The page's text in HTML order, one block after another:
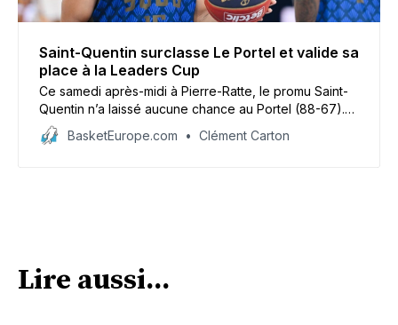
Saint-Quentin surclasse Le Portel et valide sa
place à la Leaders Cup
Ce samedi après-midi à Pierre-Ratte, le promu Saint-
Quentin n’a laissé aucune chance au Portel (88-67).
L’équipe de Julien Mahé ira à la Leaders Cup en
février, ce qui est une véritable prouesse.
BasketEurope.com Clément Carton
Lire aussi...